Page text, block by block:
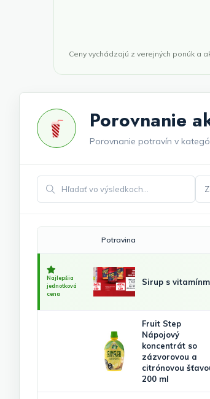
Ceny vychádzajú z verejných ponúk a
Porovnanie
Porovnanie potravín v
Hľadať vo výsledkoch
Potravina
Najlepšia
jednotková
cena
Sirup s
Fruit Step
Nápojový
koncentrát so
zázvorovou a
citrónovou
200 ml